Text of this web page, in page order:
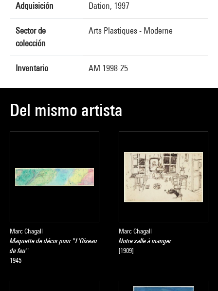
Adquisición Dation, 1997
Sector de
colección
Arts Plastiques - Moderne
Inventario AM 1998-25
Del mismo artista
Marc Chagall
Maquette de décor pour "L'Oiseau
de feu"
1945
Marc Chagall
Notre salle à manger
[1909]